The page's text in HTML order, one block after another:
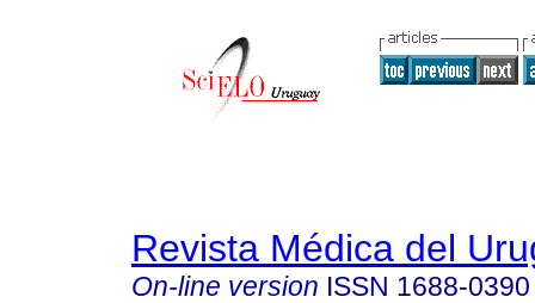
Revista Médica del
On-line version ISSN 1688-0390